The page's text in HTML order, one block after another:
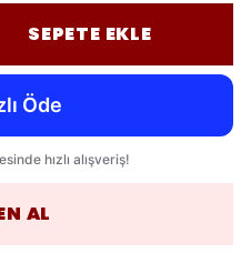
SEPETE EKLE
AL